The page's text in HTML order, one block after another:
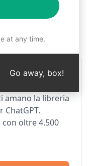
Chrome
amano la libreria
ChatGPT.
oltre 4.500
at any time.
Go away, box!